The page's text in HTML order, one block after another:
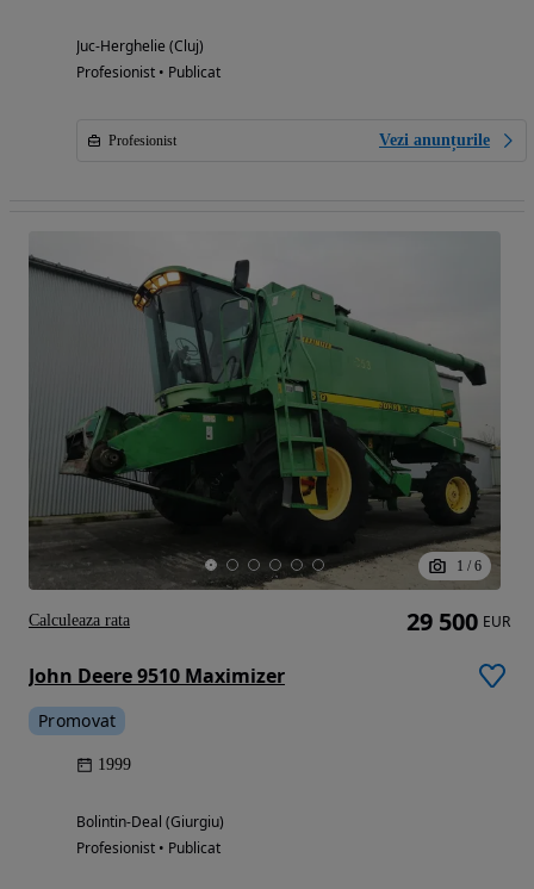
Juc-Herghelie (Cluj)
Profesionist • Publicat
Profesionist Vezi anunțurile
1 / 6
John Deere 9510 Maximizer
Promovat
1999
Bolintin-Deal (Giurgiu)
Profesionist • Publicat
29 500 EUR
Calculeaza rata